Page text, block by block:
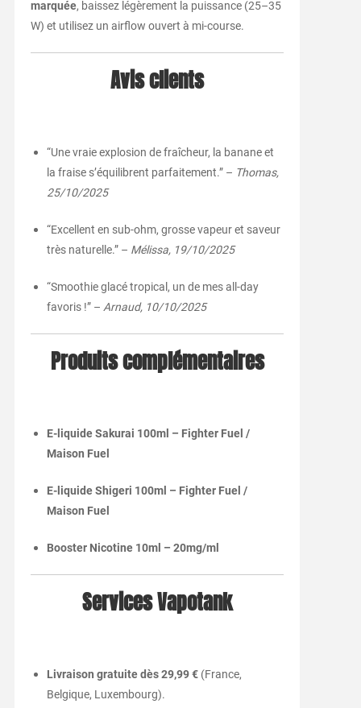
marquée, baissez légèrement la puissance (25–35
W) et utilisez un airflow ouvert à mi-course.
Avis clients
“Une vraie explosion de fraîcheur, la banane et
la fraise s’équilibrent parfaitement.” – Thomas,
25/10/2025
“Excellent en sub-ohm, grosse vapeur et saveur
très naturelle.” – Mélissa, 19/10/2025
“Smoothie glacé tropical, un de mes all-day
favoris !” – Arnaud, 10/10/2025
Produits complémentaires
E-liquide Sakurai 100ml – Fighter Fuel /
Maison Fuel
E-liquide Shigeri 100ml – Fighter Fuel /
Maison Fuel
Booster Nicotine 10ml – 20mg/ml
Services Vapotank
Livraison gratuite dès 29,99 €(France,
Belgique, Luxembourg).